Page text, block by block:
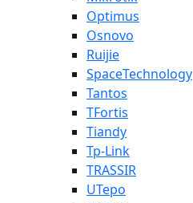
Optimus
Osnovo
Ruijie
SpaceTechnology
Tantos
TFortis
Tiandy
Tp-Link
TRASSIR
UTepo